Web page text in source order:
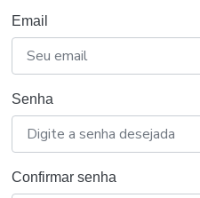
Email
Senha
Confirmar senha